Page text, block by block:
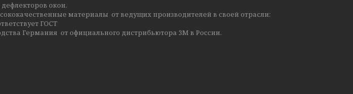
окон.
материалы от ведущих производителей в своей отрасли:
ГОСТ
Германия от официального дистрибьютора 3М в России.